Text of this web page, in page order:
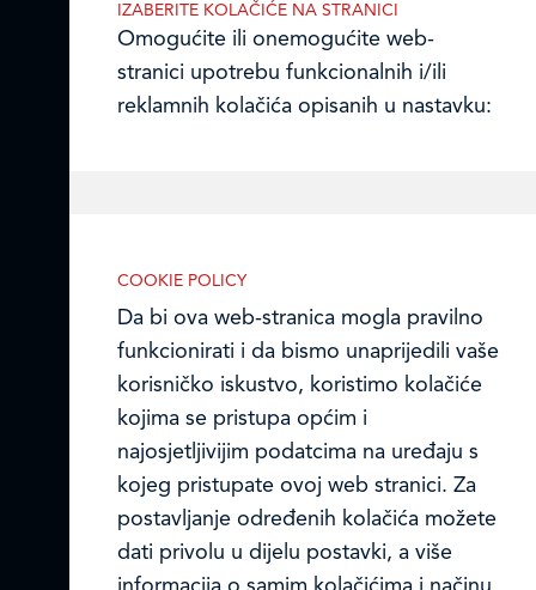
Matični broj (MB): 4938763
Ledo Hrvatska
Obavijest o Privatnosti i Kolačići
© LEDO plus d.o.o. 2026.
COOKIE POLICY
Da bi ova web-stranica mogla pravilno
funkcionirati i da bismo unaprijedili vaše
korisničko iskustvo, koristimo kolačiće
kojima se pristupa općim i
najosjetljivijim podatcima na uređaju s
kojeg pristupate ovoj web stranici. Za
postavljanje određenih kolačića možete
dati privolu u dijelu postavki, a više
IZABERITE KOLAČIĆE NA STRANICI
Omogućite ili onemogućite web-
stranici upotrebu funkcionalnih i/ili
reklamnih kolačića opisanih u nastavku:
Nužni (tehnički) kolačići
Nužni kolačići omogućuju osnovne
funkcionalnosti. Bez ovih kolačića, web-
stranica ne može pravilno funkcionirati,
a isključiti ih možete mijenjanjem
postavki u svome web-pregledniku.